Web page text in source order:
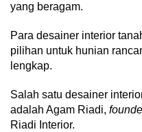
yang beragam.
Para desainer interior
pilihan untuk hunian
lengkap.
Salah satu desainer
adalah Agam Riadi,
Riadi Interior.